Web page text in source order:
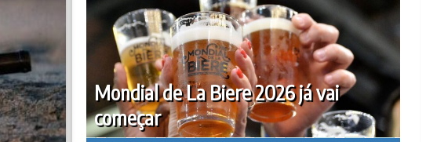
Mondial de La Biere 2026 já vai
começar